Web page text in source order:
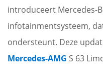
introduceert Mercedes-
infotainmentsysteem,
ondersteunt. Deze
Mercedes-AMG S 63